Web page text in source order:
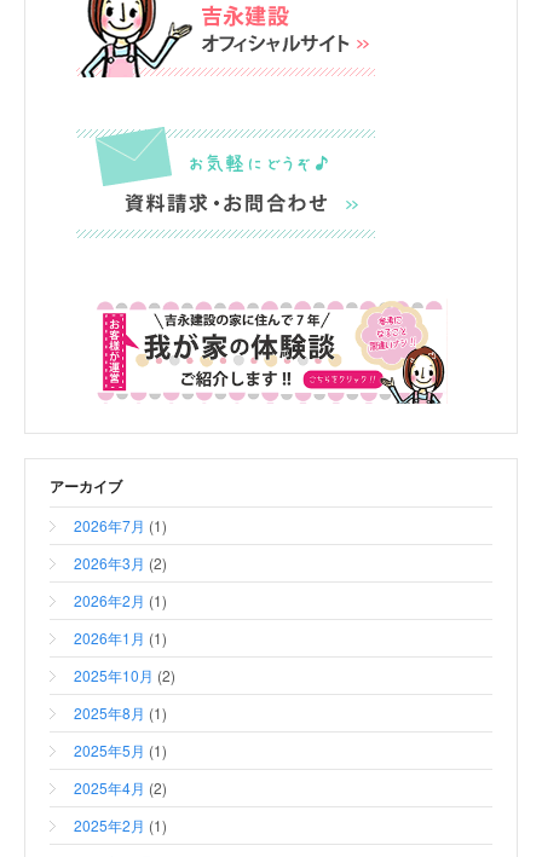
アーカイブ
2026年7月 (1)
2026年3月 (2)
2026年2月 (1)
2026年1月 (1)
2025年10月 (2)
2025年8月 (1)
2025年5月 (1)
2025年4月 (2)
2025年2月 (1)